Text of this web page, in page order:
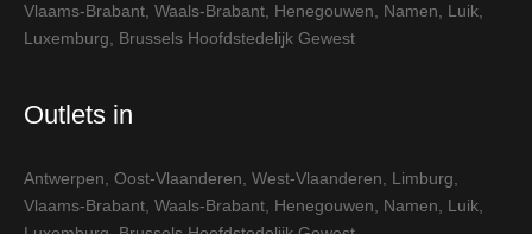
Vlaams-Brabant Waals-Brabant Henegouwen Namen Luik
Luxemburg
Brussels Hoofdstedelijk Gewest
Outlets in
Antwerpen Oost-Vlaanderen West-Vlaanderen Limburg
Vlaams-Brabant Waals-Brabant Henegouwen Namen Luik